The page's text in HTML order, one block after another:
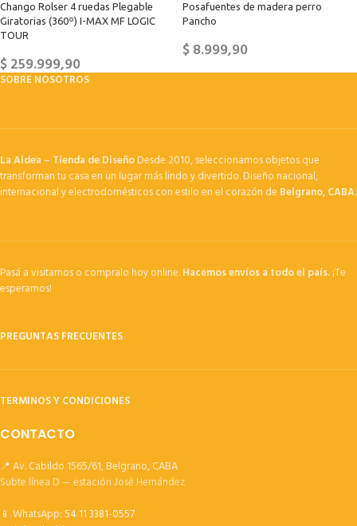
Chango Rolser 4 ruedas Plegable
Giratorias (360º) I-MAX MF LOGIC
TOUR
$259.999,90
Posafuentes de madera perro
Pancho
$8.999,90
SOBRE NOSOTROS
La Aldea – Tienda de DiseñoDesde 2010, seleccionamos objetos que
transforman tu casa en un lugar más lindo y divertido. Diseño nacional,
internacional y electrodomésticos con estilo en el corazón de Belgrano, CABA.
Pasá a visitarnos o compralo hoy online.Hacemos envíos a todo el país.¡Te
esperamos!
PREGUNTAS FRECUENTES
TERMINOS Y CONDICIONES
CONTACTO
📍 Av. Cabildo 1565/61, Belgrano, CABA
Subte línea D — estación José Hernández
📱 WhatsApp:54 11 3381-0557